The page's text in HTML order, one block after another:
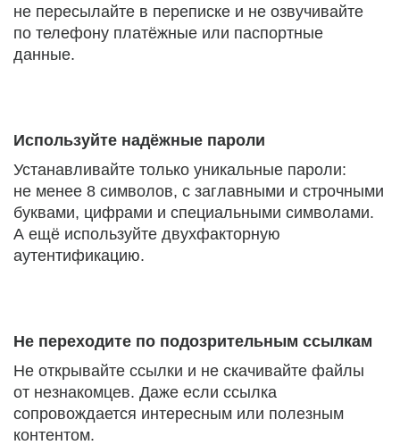
не пересылайте в переписке и не озвучивайте
по телефону платёжные или паспортные
данные.
Используйте надёжные пароли
Устанавливайте только уникальные пароли:
не менее 8 символов, с заглавными и строчными
буквами, цифрами и специальными символами.
А ещё используйте двухфакторную
аутентификацию.
Не переходите по подозрительным ссылкам
Не открывайте ссылки и не скачивайте файлы
от незнакомцев. Даже если ссылка
сопровождается интересным или полезным
контентом.